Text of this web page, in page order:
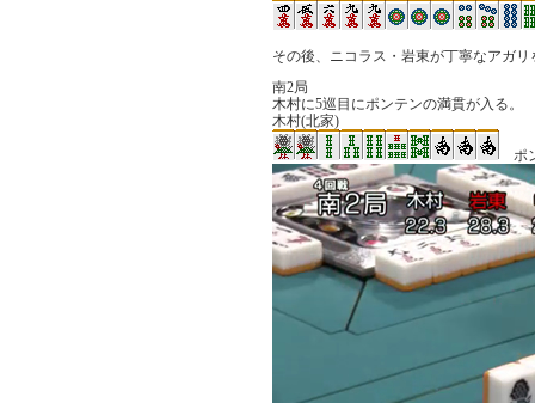
その後、ニコラス・岩東が丁寧なアガ
南2局
木村に5巡目にポンテンの満貫が入る。
木村(北家)
ポ